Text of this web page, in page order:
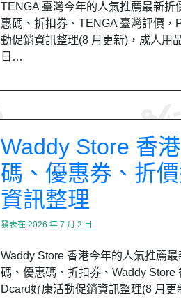
TENGA 臺灣今年的人氣推薦最新折
惠碼、折扣券、TENGA 臺灣評價，
動促銷資訊整理(8 月更新)，成人用
日…
Waddy Store 香
碼、優惠券、折
資訊整理
發表在 2026 年 7 月 2 日
Waddy Store 香港今年的人氣推薦
碼、優惠碼、折扣券、Waddy Store
Dcard好康活動促銷資訊整理(8 月